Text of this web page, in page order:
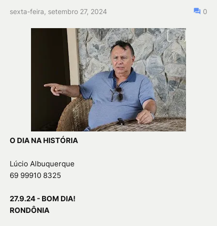
sexta-feira, setembro 27, 2024 0
O DIA NA HISTÓRIA
Lúcio Albuquerque
69 99910 8325
27.9.24 - BOM DIA!
RONDÔNIA